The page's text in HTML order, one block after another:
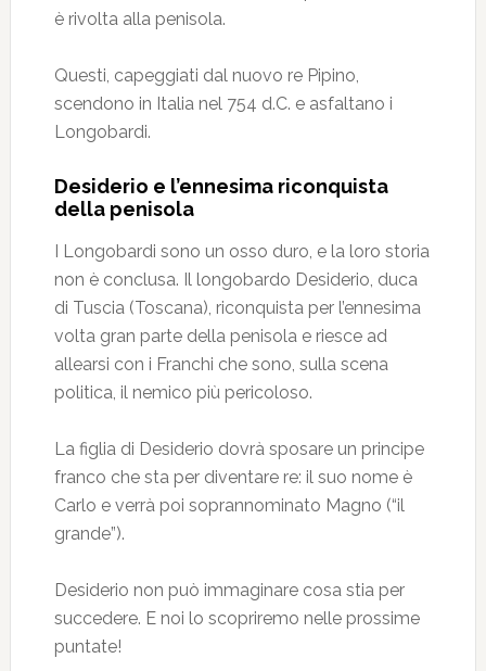
è rivolta alla penisola.
Questi, capeggiati dal nuovo re Pipino,
scendono in Italia nel 754 d.C. e asfaltano i
Longobardi.
Desiderio e l’ennesima riconquista
della penisola
I Longobardi sono un osso duro, e la loro storia
non è conclusa. Il longobardo Desiderio, duca
di Tuscia (Toscana), riconquista per l’ennesima
volta gran parte della penisola e riesce ad
allearsi con i Franchi che sono, sulla scena
politica, il nemico più pericoloso.
La figlia di Desiderio dovrà sposare un principe
franco che sta per diventare re: il suo nome è
Carlo e verrà poi soprannominato Magno (“il
grande”).
Desiderio non può immaginare cosa stia per
succedere. E noi lo scopriremo nelle prossime
puntate!